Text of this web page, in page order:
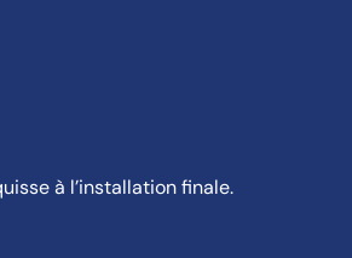
à l’installation finale.